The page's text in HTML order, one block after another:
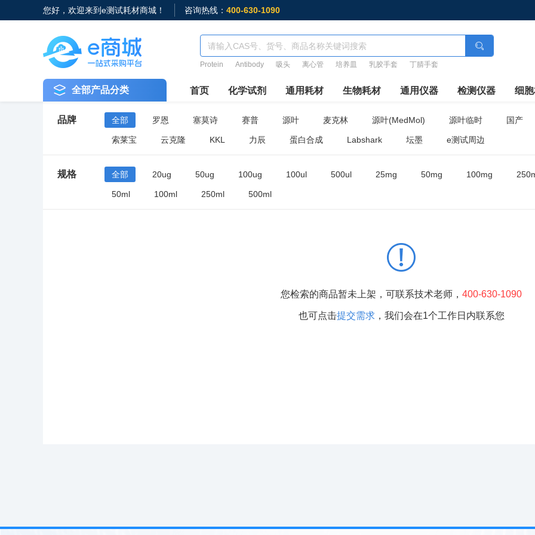
您好，欢迎来到e测试耗材商城！ 咨询热线： 400-630-1090
Protein Antibody 吸头 离心管 培养皿 乳胶手套 丁腈手套
全部产品分类 首页 化学试剂 通用耗材 生物耗材 通用仪器 检测仪器 细
品牌 全部 罗恩 塞莫诗 赛普 源叶 麦克林 源叶(MedMol) 源叶临时 国产
索莱宝 云克隆 KKL 力辰 蛋白合成 Labshark 坛墨 e测试周边
规格 全部 20ug 50ug 100ug 100ul 500ul 25mg 50mg 100mg
50ml 100ml 250ml 500ml
您检索的商品暂未上架，可联系技术老师， 400-630-1090
也可点击提交需求，我们会在1个工作日内联系您